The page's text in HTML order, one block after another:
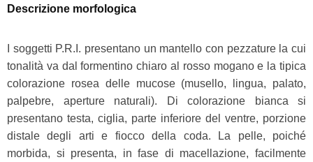
Descrizione morfologica
I soggetti P.R.I. presentano un mantello con pezzature la cui
tonalità va dal formentino chiaro al rosso mogano e la tipica
colorazione rosea delle mucose (musello, lingua, palato,
palpebre, aperture naturali). Di colorazione bianca si
presentano testa, ciglia, parte inferiore del ventre, porzione
distale degli arti e fiocco della coda. La pelle, poiché
morbida, si presenta, in fase di macellazione, facilmente